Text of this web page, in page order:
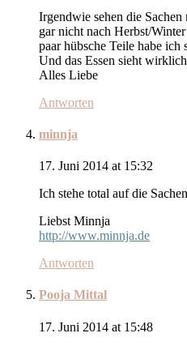
Irgendwie sehen die
gar nicht nach Herbst/
paar hübsche Teile habe ich
Und das Essen sieht
Alles Liebe
Antworten
minnja
17. Juni 2014 at 15:32
Ich stehe total auf die
Liebst Minnja
http://www.minnja.de
Antworten
Pooja Mittal
17. Juni 2014 at 15:48